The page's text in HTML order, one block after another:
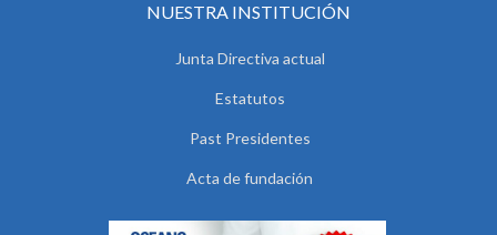
NUESTRA INSTITUCIÓN
Junta Directiva actual
Estatutos
Past Presidentes
Acta de fundación